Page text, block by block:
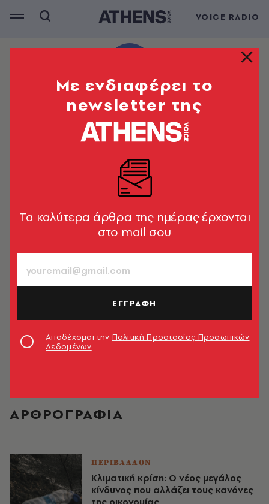
VOICE RADIO
ΑΡΘΡΟΓΡΑΦΙΑ
ΠΕΡΙΒΑΛΛΟΝ
Κλιματική κρίση: Ο νέος μεγάλος
κίνδυνος που αλλάζει τους κανόνες
Mε ενδιαφέρει το
newsletter της
Tα καλύτερα άρθρα της ημέρας έρχονται
στο mail σου
ΕΓΓΡΑΦΗ
Αποδέχομαι την Πολιτική Προστασίας Προσωπικών
Δεδομένων